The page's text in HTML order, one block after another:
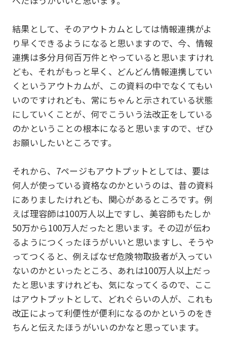
結果として、そのアウトカムとしては情報連携がよ
り早くできるようになると思いますので、今、情報
連携は多分月何百万件とやっていると思いますけれ
ども、それがもっと早く、どんどん情報連携してい
くというアウトカムが、この資料の中でなくてもい
いのですけれども、常にちゃんと示されている状態
にしていくことが、何でこういう法改正をしている
のかということの根本になると思いますので、ぜひ
お願いしたいところです。
それから、7ページもアウトプットとしては、要は
何人が使っている資格なのかというのは、昔の資料
にありましたけれども、関心があるところです。例
えば理容師は100万人以上ですし、美容師もたしか
50万から100万人だったと思います。その辺が伝わ
るようにつくったほうがいいと思いますし、そうや
ってつくると、例えばなぜ危険物取扱者が入ってい
ないのかといったところ、あれは100万人以上だっ
たと思いますけれども、気になってくるので、ここ
はアウトプットとして、どれぐらいの人が、これも
改正によって利便性が便利になるのかというのをき
ちんと伝えたほうがいいのかなと思っています。